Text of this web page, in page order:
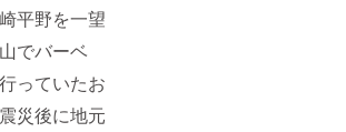
平野を一望
でバーベ
っていたお
災後に地元